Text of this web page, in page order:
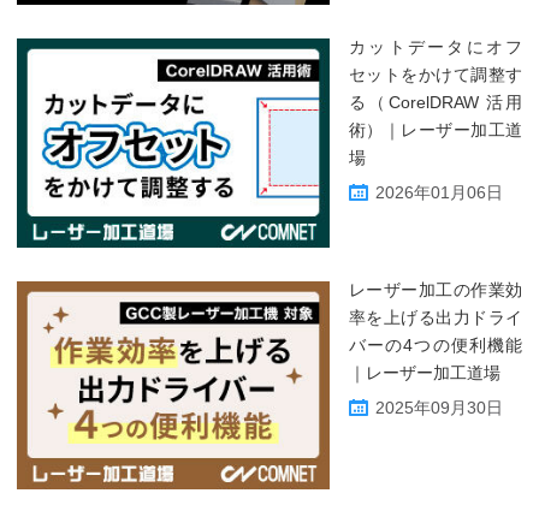
カットデータにオフ
セットをかけて調整す
る（CorelDRAW 活用
術）｜レーザー加工道
場
2026年01月06日
レーザー加工の作業効
率を上げる出力ドライ
バーの4つの便利機能
｜レーザー加工道場
2025年09月30日